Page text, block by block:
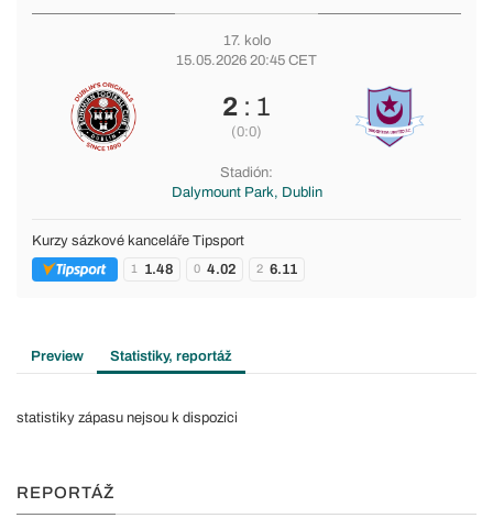
17. kolo
15.05.2026 20:45 CET
2: 1
(0:0)
Stadión:
Dalymount Park, Dublin
Kurzy sázkové kanceláře Tipsport
1 1.48 0 4.02 2 6.11
Preview Statistiky, reportáž
statistiky zápasu nejsou k dispozici
REPORTÁŽ